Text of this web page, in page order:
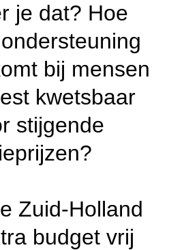
je dat? Hoe
bij mensen
kwetsbaar
stijgende
Zuid-Holland
budget vrij